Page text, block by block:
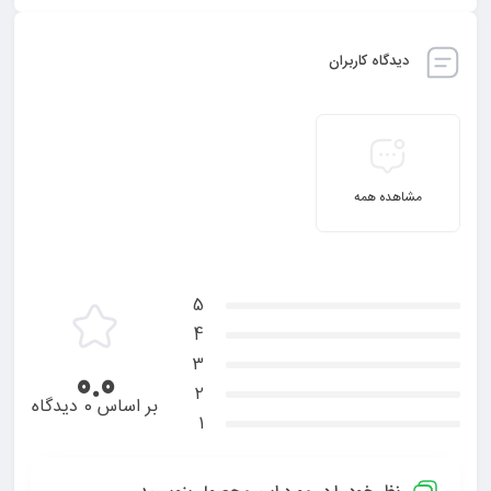
دیدگاه کاربران
مشاهده همه
5
4
3
2
1
0.0بر اساس 0 دیدگاه